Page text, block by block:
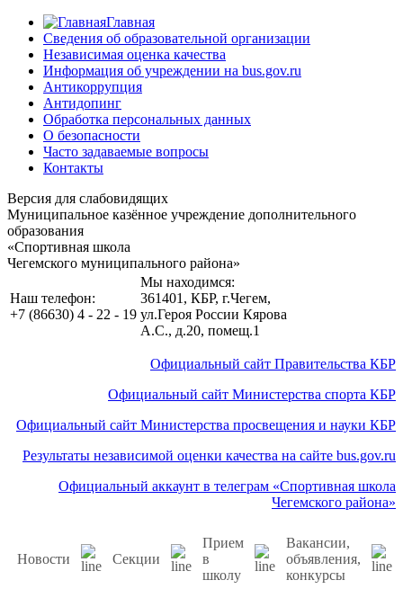
Главная
Сведения об образовательной организации
Независимая оценка качества
Информация об учреждении на bus.gov.ru
Антикоррупция
Антидопинг
Обработка персональных данных
О безопасности
Часто задаваемые вопросы
Контакты
Версия для слабовидящих
Муниципальное казённое учреждение дополнительного
образования
«Спортивная школа
Чегемского муниципального района»
Наш телефон:
+7 (86630) 4 - 22 - 19
Мы находимся:
361401, КБР, г.Чегем,
ул.Героя России Кярова
А.С., д.20, помещ.1
Официальный сайт Правительства КБР
Официальный сайт Министерства спорта КБР
Официальный сайт Министерства просвещения и науки КБР
Результаты независимой оценки качества на сайте bus.gov.ru
Официальный аккаунт в телеграм «Спортивная школа
Чегемского района»
Новости Секции
Прием
в
школу
Вакансии,
объявления,
конкурсы